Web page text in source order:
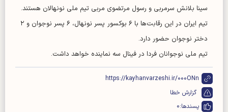
‌سینا بلانش سرمربی و رسول مرتضوی مربی تیم ملی نونهالان هستند.
‌تیم ایران در این رقابت‌ها با ۶ بوکسور پسر نونهال، ۶ پسر نوجوان و ۲
دختر نوجوان حضور دارد.
تیم ملی نوجوانان فردا در فینال سه نماینده خواهد داشت.
https://kayhanvarzeshi.ir/000ONn
گزارش خطا
پسندها:0